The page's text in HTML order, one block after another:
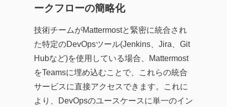
ークフローの簡略化
技術チームがMattermostと緊密に統合され
た特定のDevOpsツール(Jenkins、Jira、Git
Hubなど)を使用している場合、Mattermost
をTeamsに埋め込むことで、これらの統合
サービスに直接アクセスできます。これに
より、DevOpsのユースケースに単一のイン